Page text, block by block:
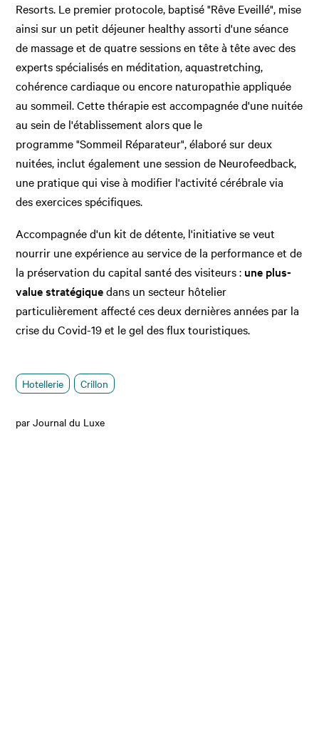
Resorts. Le premier protocole, baptisé "Rêve Eveillé", mise
ainsi sur un petit déjeuner healthy assorti d'une séance
de massage et de quatre sessions en tête à tête avec des
experts spécialisés en méditation, aquastretching,
cohérence cardiaque ou encore naturopathie appliquée
au sommeil. Cette thérapie est accompagnée d'une nuitée
au sein de l'établissement alors que le
programme"Sommeil Réparateur", élaboré sur deux
nuitées, inclut également une session de Neurofeedback,
une pratique qui vise à modifier l'activité cérébrale via
des exercices spécifiques.
Accompagnée d'un kit de détente, l'initiative se veut
nourrir une expérience au service de la performance et de
la préservation du capital santé des visiteurs : une plus-
value stratégiquedans un secteur hôtelier
particulièrement affecté ces deux dernières années par la
crise du Covid-19 et le gel des flux touristiques.
Hotellerie Crillon
par Journal du Luxe